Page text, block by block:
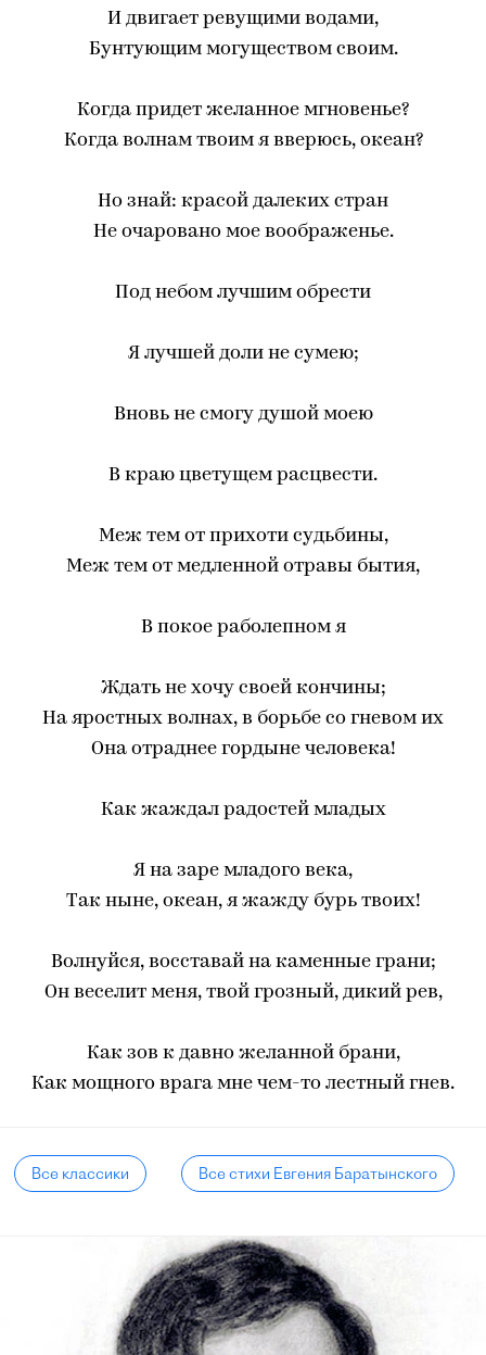
И двигает ревущими водами,
Бунтующим могуществом своим.
Когда придет желанное мгновенье?
Когда волнам твоим я вверюсь, океан?
Но знай: красой далеких стран
Не очаровано мое воображенье.
Под небом лучшим обрести
Я лучшей доли не сумею;
Вновь не смогу душой моею
В краю цветущем расцвести.
Меж тем от прихоти судьбины,
Меж тем от медленной отравы бытия,
В покое раболепном я
Ждать не хочу своей кончины;
На яростных волнах, в борьбе со гневом их
Она отраднее гордыне человека!
Как жаждал радостей младых
Я на заре младого века,
Так ныне, океан, я жажду бурь твоих!
Волнуйся, восставай на каменные грани;
Он веселит меня, твой грозный, дикий рев,
Как зов к давно желанной брани,
Как мощного врага мне чем-то лестный гнев.
Все классики Все стихи Евгения Баратынского